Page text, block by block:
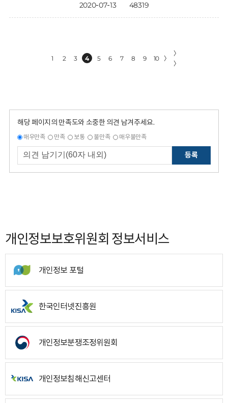
2020-07-13 48319
1 2 3 4 5 6 7 8 9 10 〉
〉
〉
해당 페이지의 만족도와 소중한 의견 남겨주세요.
매우만족 만족 보통 불만족 매우불만족
등록
개인정보보호위원회 정보서비스
개인정보 포털
한국인터넷진흥원
개인정보분쟁조정위원회
개인정보침해신고센터